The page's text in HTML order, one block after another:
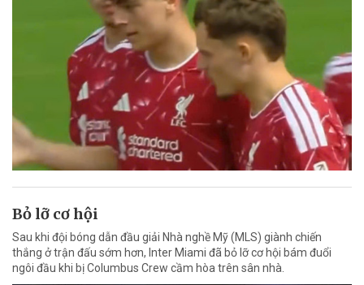
Bỏ lỡ cơ hội
Sau khi đội bóng dẫn đầu giải Nhà nghề Mỹ (MLS) giành chiến
thắng ở trận đấu sớm hơn, Inter Miami đã bỏ lỡ cơ hội bám đuổi
ngôi đầu khi bị Columbus Crew cầm hòa trên sân nhà.